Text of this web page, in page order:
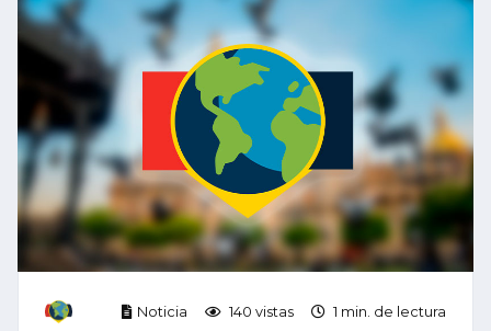
Noticia 140 vistas 1 min. de lectura